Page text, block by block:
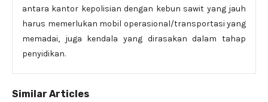
antara kantor kepolisian dengan kebun sawit yang jauh
harus memerlukan mobil operasional/transportasi yang
memadai, juga kendala yang dirasakan dalam tahap
penyidikan.
Similar Articles